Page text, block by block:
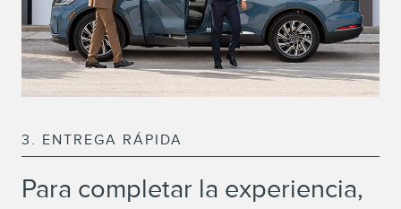
3. ENTREGA RÁPIDA
Para completar la experiencia,